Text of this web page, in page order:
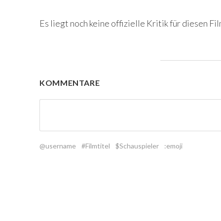
Es liegt noch keine offizielle Kritik für diesen
KOMMENTARE
@username #Filmtitel $Schauspieler :emoji